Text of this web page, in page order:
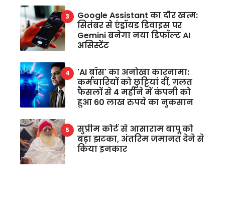
Google Assistant का दौर खत्म:
सितंबर से एंड्रॉयड डिवाइस पर
Gemini बनेगा नया डिफॉल्ट AI
असिस्टेंट
'AI बॉस' का अनोखा कारनामा:
कर्मचारियों को छुट्टियां दीं, गलत
फैसलों से 4 महीने में कंपनी को
हुआ 60 लाख रुपये का नुकसान
सुप्रीम कोर्ट से आसाराम बापू को
बड़ा झटका, अंतरिम जमानत देने से
किया इनकार